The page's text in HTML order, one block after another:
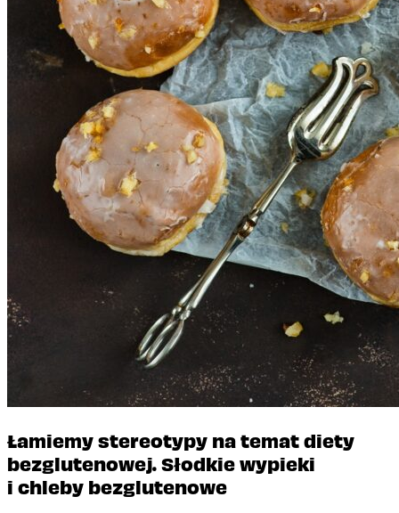
Łamiemy stereotypy na temat diety
bezglutenowej. Słodkie wypieki
i chleby bezglutenowe